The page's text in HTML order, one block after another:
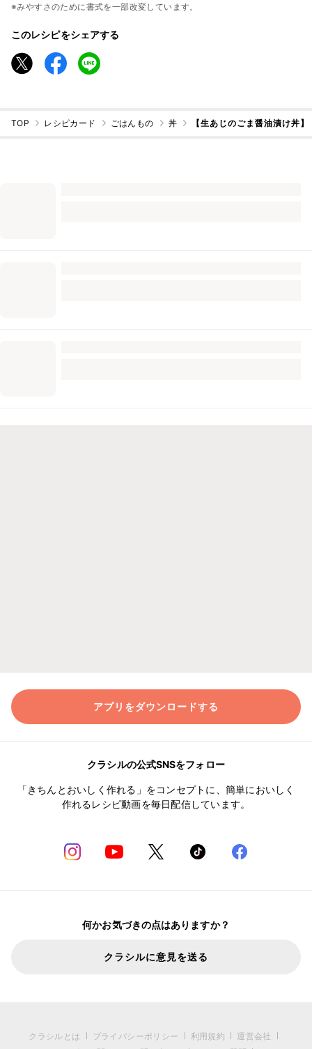
※みやすさのために書式を一部改変しています。
このレシピをシェアする
TOP レシピカード ごはんもの 丼 【生あじのごま醤油漬け丼】
アプリをダウンロードする
クラシルの公式SNSをフォロー
「きちんとおいしく作れる」をコンセプトに、簡単においしく
作れるレシピ動画を毎日配信しています。
何かお気づきの点はありますか？
クラシルに意見を送る
クラシルとは プライバシーポリシー 利用規約
運営会社